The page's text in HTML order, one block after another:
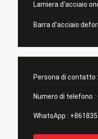
Lamiera d'acciaio
Barra d'acciaio
Persona di contatto :
Numero di telefono :
WhatsApp :